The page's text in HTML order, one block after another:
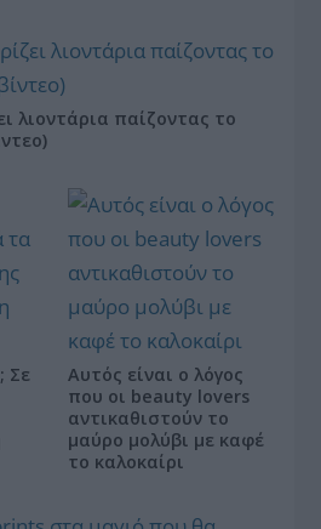
λιοντάρια παίζοντας το
Σε
Αυτός είναι ο λόγος
που οι beauty lovers
αντικαθιστούν το
μαύρο μολύβι με καφέ
το καλοκαίρι